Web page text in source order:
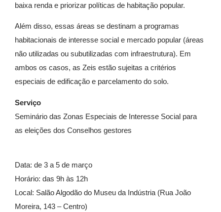
baixa renda e priorizar políticas de habitação popular.
Além disso, essas áreas se destinam a programas
habitacionais de interesse social e mercado popular (áreas
não utilizadas ou subutilizadas com infraestrutura). Em
ambos os casos, as Zeis estão sujeitas a critérios
especiais de edificação e parcelamento do solo.
Serviço
Seminário das Zonas Especiais de Interesse Social para
as eleições dos Conselhos gestores
Data: de 3 a 5 de março
Horário: das 9h às 12h
Local: Salão Algodão do Museu da Indústria (Rua João
Moreira, 143 – Centro)